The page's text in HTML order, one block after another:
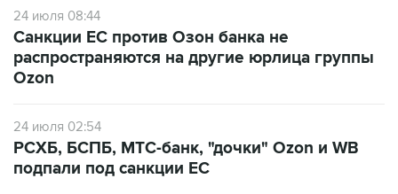
24 июля 08:44
Санкции ЕС против Озон банка не
распространяются на другие юрлица группы
Ozon
24 июля 02:54
РСХБ, БСПБ, МТС-банк, "дочки" Ozon и WB
подпали под санкции ЕС